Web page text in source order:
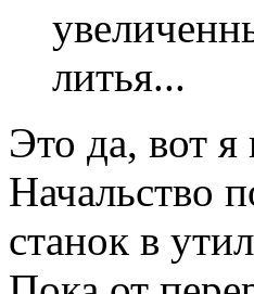
литья...
Это да, вот я
Начальство
станок в